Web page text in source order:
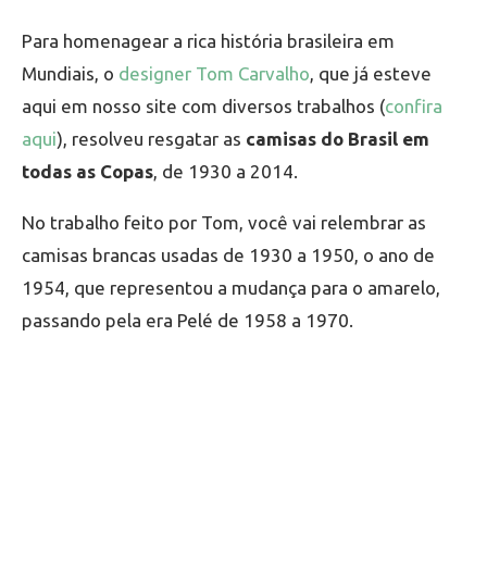
Para homenagear a rica história brasileira em
Mundiais, o designer Tom Carvalho, que já esteve
aqui em nosso site com diversos trabalhos (confira
aqui), resolveu resgatar as camisas do Brasil em
todas as Copas, de 1930 a 2014.
No trabalho feito por Tom, você vai relembrar as
camisas brancas usadas de 1930 a 1950, o ano de
1954, que representou a mudança para o amarelo,
passando pela era Pelé de 1958 a 1970.